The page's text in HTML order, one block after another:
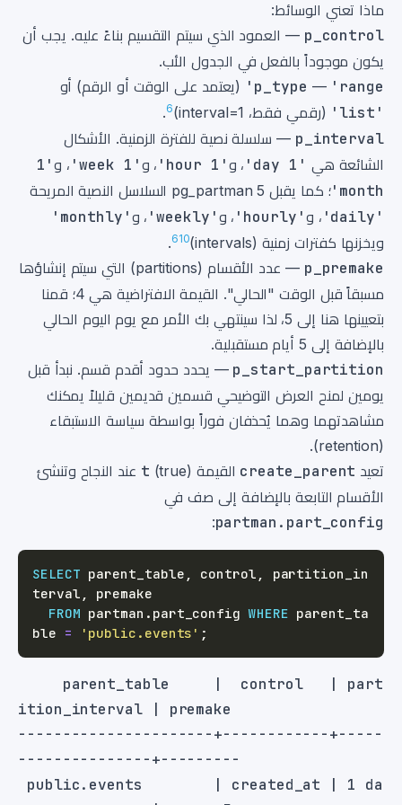
ماذا تعني الوسائط:
p_control — العمود الذي سيتم التقسيم بناءً عليه. يجب أن
يكون موجوداً بالفعل في الجدول الأب.
p_type — 'range' (يعتمد على الوقت أو الرقم) أو
'list' (رقمي فقط، interval=1) 6
.
p_interval — سلسلة نصية للفترة الزمنية. الأشكال
الشائعة هي '1 day' ، و '1 hour' ، و '1 week' ، و '1
month' ؛ كما يقبل pg_partman 5 السلاسل النصية المريحة
'daily' ، و 'hourly' ، و 'weekly' ، و 'monthly'
ويخزنها كفترات زمنية (intervals) 610
.
p_premake
— عدد الأقسام (partitions) التي سيتم إنشاؤها
مسبقاً قبل الوقت "الحالي". القيمة الافتراضية هي 4؛ قمنا
بتعيينها هنا إلى 5، لذا سينتهي بك الأمر مع يوم اليوم الحالي
بالإضافة إلى 5 أيام مستقبلية.
p_start_partition — يحدد حدود أقدم قسم. نبدأ قبل
يومين لمنح العرض التوضيحي قسمين قديمين قليلاً يمكنك
مشاهدتهما وهما يُحذفان فوراً بواسطة سياسة الاستبقاء
(retention).
تعيد create_parent القيمة t (true) عند النجاح وتنشئ
الأقسام التابعة بالإضافة إلى صف في
partman.part_config
:
SELECT parent_table , control ,
partition_in
terval ,
FROM partman . part_config WHERE parent_ta
ble = 'public.events' ;
----------------------+------------+-----